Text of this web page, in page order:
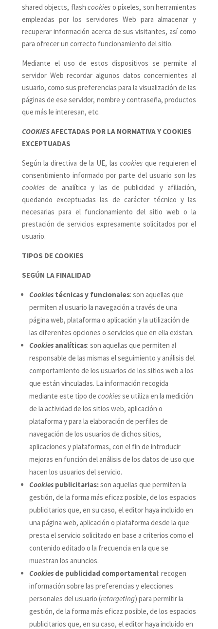
shared objects, flashcookies o píxeles, son herramientas
empleadas por los servidores Web para almacenar y
recuperar información acerca de sus visitantes, así como
para ofrecer un correcto funcionamiento del sitio.
Mediante el uso de estos dispositivos se permite al
servidor Web recordar algunos datos concernientes al
usuario, como sus preferencias para la visualización de las
páginas de ese servidor, nombre y contraseña, productos
que más le interesan, etc.
COOKIESAFECTADAS POR LA NORMATIVA Y COOKIES
EXCEPTUADAS
Según la directiva de la UE, lascookies que requieren el
consentimiento informado por parte del usuario son las
cookiesde analítica y las de publicidad y afiliación,
quedando exceptuadas las de carácter técnico y las
necesarias para el funcionamiento del sitio web o la
prestación de servicios expresamente solicitados por el
usuario.
TIPOS DE COOKIES
SEGÚN LA FINALIDAD
Cookies técnicas y funcionales: son aquellas que
permiten al usuario la navegación a través de una
página web, plataforma o aplicación y la utilización de
las diferentes opciones o servicios que en ella existan.
Cookies analíticas: son aquellas que permiten al
responsable de las mismas el seguimiento y análisis del
comportamiento de los usuarios de los sitios web a los
que están vinculadas. La información recogida
mediante este tipo de cookiesse utiliza en la medición
de la actividad de los sitios web, aplicación o
plataforma y para la elaboración de perfiles de
navegación de los usuarios de dichos sitios,
aplicaciones y plataformas, con el fin de introducir
mejoras en función del análisis de los datos de uso que
hacen los usuarios del servicio.
Cookies publicitarias:son aquellas que permiten la
gestión, de la forma más eficaz posible, de los espacios
publicitarios que, en su caso, el editor haya incluido en
una página web, aplicación o plataforma desde la que
presta el servicio solicitado en base a criterios como el
contenido editado o la frecuencia en la que se
muestran los anuncios.
Cookies de publicidad comportamental: recogen
información sobre las preferencias y elecciones
personales del usuario (retargeting) para permitir la
gestión, de la forma más eficaz posible, de los espacios
publicitarios que, en su caso, el editor haya incluido en